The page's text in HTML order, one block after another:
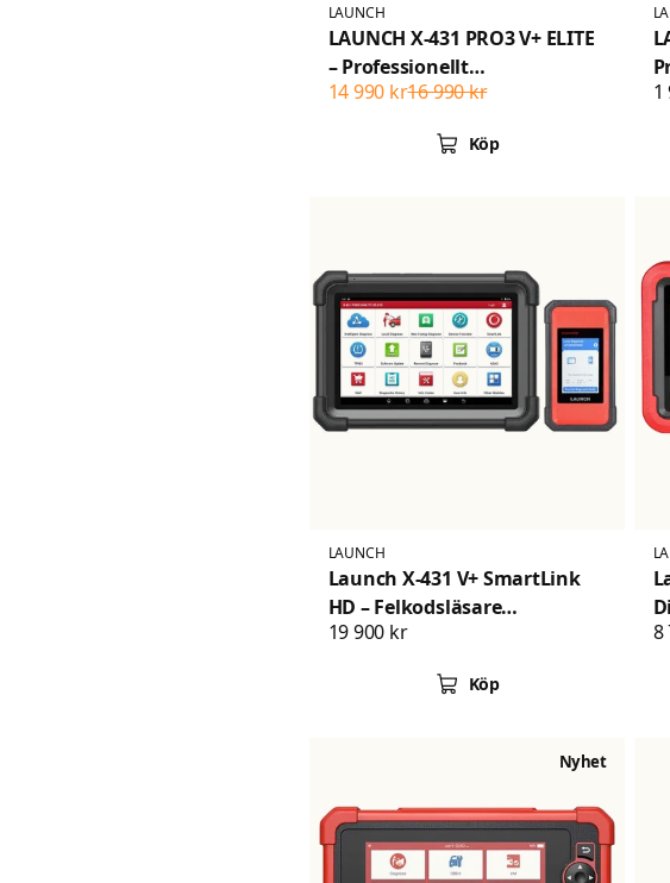
LAUNCH
LAUNCH X-431 PRO3 V+ ELITE
– Professionellt
diagnosverktyg med
16 990 kr
14 990 kr
Köp
1
LAUNCH
Launch X-431 V+ SmartLink
HD – Felkodsläsare
Diagnosverktyg för lastbil,
grävmaskiner SmartLink C
19 900 kr
Köp
8
Nyhet